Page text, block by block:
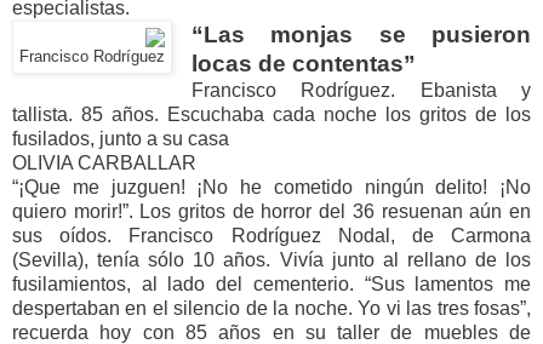
especialistas.
Francisco Rodríguez
“Las monjas se pusieron
locas de contentas”
Francisco Rodríguez. Ebanista y
tallista. 85 años. Escuchaba cada noche los gritos de los
fusilados, junto a su casa
OLIVIA CARBALLAR
“¡Que me juzguen! ¡No he cometido ningún delito! ¡No
quiero morir!”. Los gritos de horror del 36 resuenan aún en
sus oídos. Francisco Rodríguez Nodal, de Carmona
(Sevilla), tenía sólo 10 años. Vivía junto al rellano de los
fusilamientos, al lado del cementerio. “Sus lamentos me
despertaban en el silencio de la noche. Yo vi las tres fosas”,
recuerda hoy con 85 años en su taller de muebles de